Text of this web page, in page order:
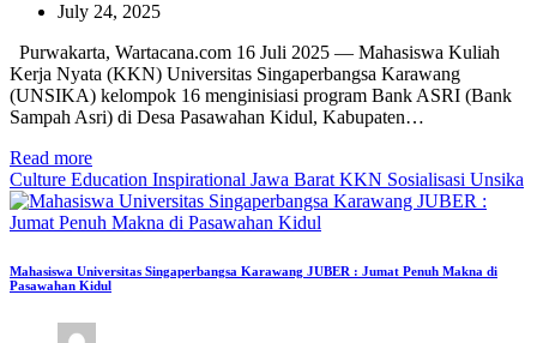
July 24, 2025
Purwakarta, Wartacana.com 16 Juli 2025 — Mahasiswa Kuliah
Kerja Nyata (KKN) Universitas Singaperbangsa Karawang
(UNSIKA) kelompok 16 menginisiasi program Bank ASRI (Bank
Sampah Asri) di Desa Pasawahan Kidul, Kabupaten…
Read more
Culture Education Inspirational Jawa Barat KKN Sosialisasi Unsika
Mahasiswa Universitas Singaperbangsa Karawang JUBER : Jumat Penuh Makna di
Pasawahan Kidul